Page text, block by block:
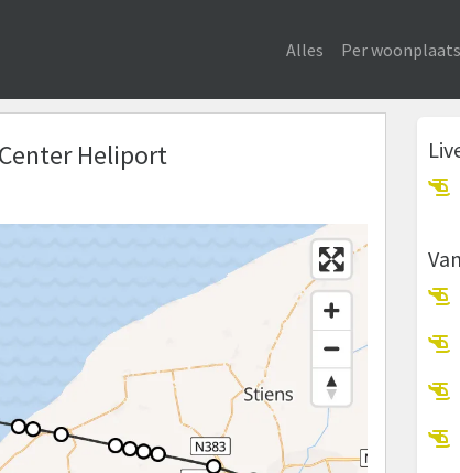
Alles Per woonplaats
Heliport